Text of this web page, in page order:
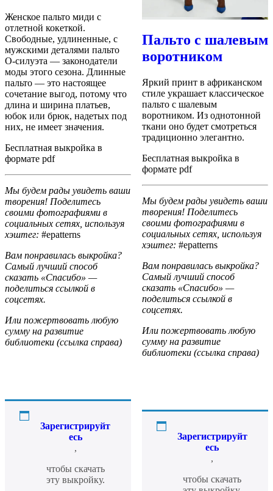
Женское пальто миди с
отлетной кокеткой.
Свободные, удлиненные, с
мужскими деталями пальто
О-силуэта — законодатели
моды этого сезона. Длинные
пальто — это настоящее
сочетание выгод, потому что
длина и ширина платьев,
юбок или брюк, надетых под
них, не имеет значения.
Бесплатная выкройка в
формате pdf
Мы будем рады увидеть ваши
творения! Поделитесь
своими фотографиями в
социальных сетях, используя
хэштег: #epatterns
Вам понравилась выкройка?
Самый лучший способ
сказать «Спасибо» —
поделиться ссылкой в
соцсетях.
Или пожертвовать любую
сумму на развитие
библиотеки (ссылка справа)
Зарегистрируйт
есь
,
чтобы скачать
эту выкройку.
Пальто с шалевым
воротником
Яркий принт в африканском
стиле украшает классическое
пальто с шалевым
воротником. Из однотонной
ткани оно будет смотреться
традиционно элегантно.
Бесплатная выкройка в
формате pdf
Мы будем рады увидеть ваши
творения! Поделитесь
своими фотографиями в
социальных сетях, используя
хэштег: #epatterns
Вам понравилась выкройка?
Самый лучший способ
сказать «Спасибо» —
поделиться ссылкой в
соцсетях.
Или пожертвовать любую
сумму на развитие
библиотеки (ссылка справа)
Зарегистрируйт
есь
,
чтобы скачать